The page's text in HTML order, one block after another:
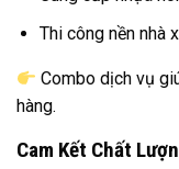
Thi công nền nhà
Combo dịch vụ
hàng.
Cam Kết Chất